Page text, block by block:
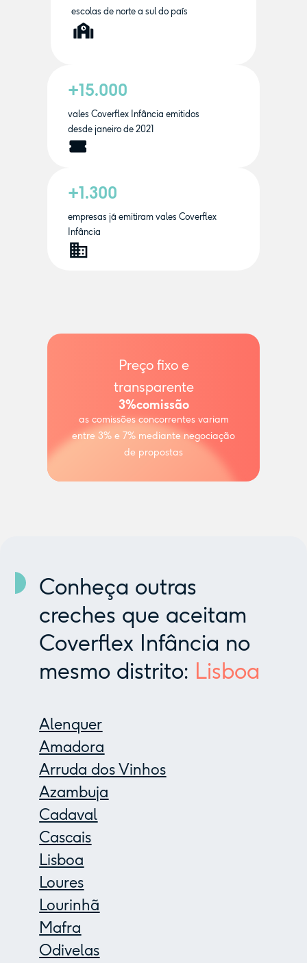
escolas de norte a sul do país
+15.000
vales Coverflex Infância emitidos
desde janeiro de 2021
+1.300
empresas já emitiram vales Coverflex
Infância
Preço fixo e
transparente
3%comissão
as comissões concorrentes variam
entre 3% e 7% mediante negociação
de propostas
Conheça outras
creches que aceitam
Coverflex Infância no
mesmo distrito: Lisboa
Alenquer
Amadora
Arruda dos Vinhos
Azambuja
Cadaval
Cascais
Lisboa
Loures
Lourinhã
Mafra
Odivelas